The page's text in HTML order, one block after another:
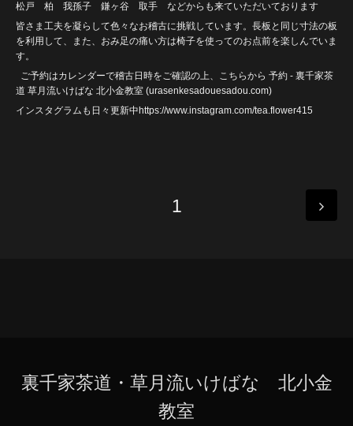
松戸 柏 我孫子 鎌ヶ谷 取手 などからも来ていただいております
皆さま工夫を凝らして色々なお稽古に挑戦しています。長板と同じ寸法の板
を利用して、また、おみ足の痛い方は椅子を使ってのお点前を楽しんでいま
す。
ご予約はカレンダーで稽古日時をご確認の上、こちらから 予約 - 裏千家茶
道 草月流いけばな 北小金教室 (urasenkesadouesadou.com)
インスタグラムも日々更新中https://www.instagram.com/tea.flower415
1
裏千家茶道・草月流いけばな 北小金
教室